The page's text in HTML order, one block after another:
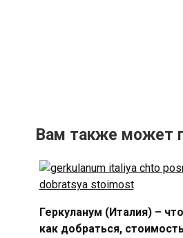
Вам также может
Геркуланум (Италия) –
как добраться,